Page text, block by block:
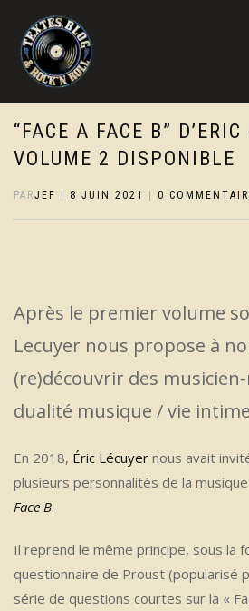
“FACE A FACE B”
VOLUME 2 DISPONIBLE
PARJEF 8 JUIN 2021 0
Après le premier volume
Lecuyer nous propose à
(re)découvrir des
dualité musique / vie
En 2018, Éric Lécuyer nous avait
plusieurs personnalités de la
Face B.
Il reprend le même principe, sous la
questionnaire de Proust (popularisé
série de questions courtes sur la «